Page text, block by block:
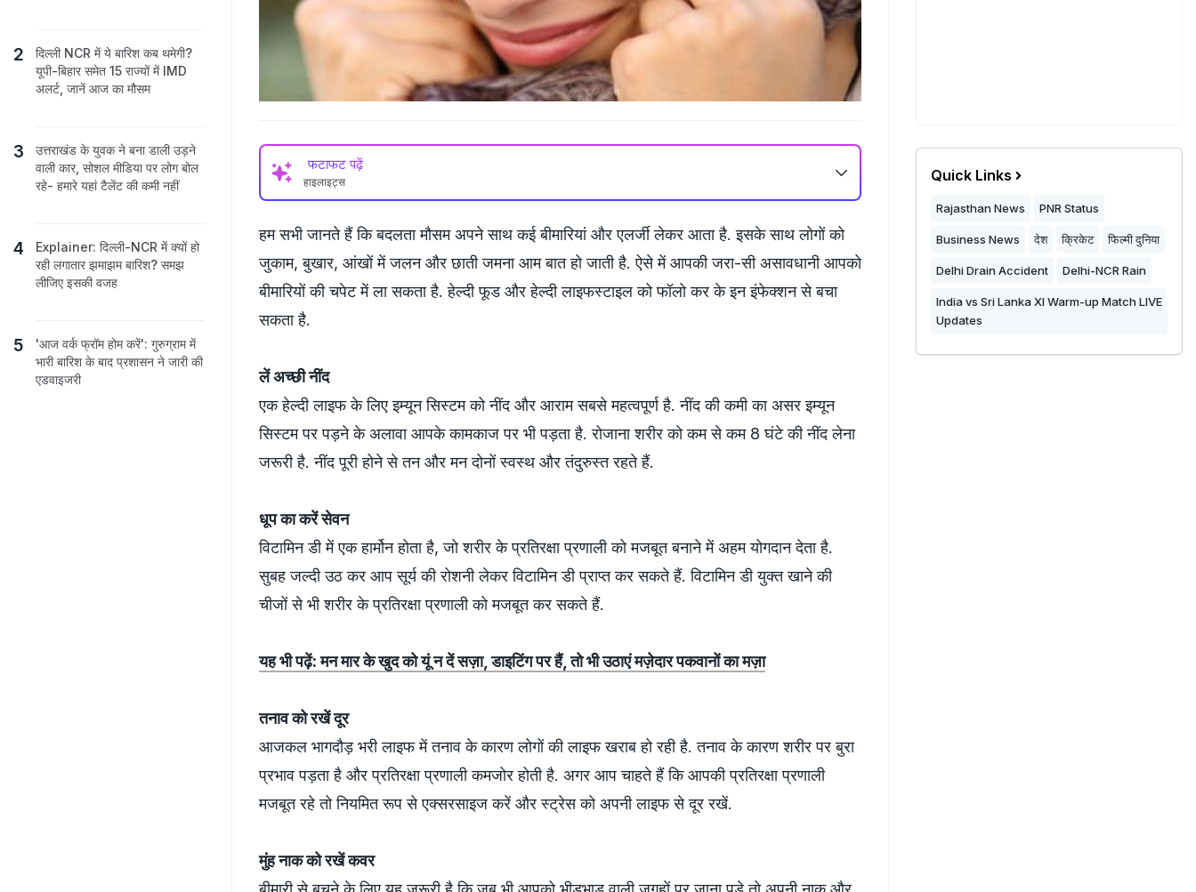
फटाफट पढ़ें
हाइलाइट्स
हम सभी जानते हैं कि बदलता मौसम अपने साथ कई बीमारियां और एलर्जी लेकर आता है. इसके साथ लोगों को
जुकाम, बुखार, आंखों में जलन और छाती जमना आम बात हो जाती है. ऐसे में आपकी जरा-सी असावधानी आपको
बीमारियों की चपेट में ला सकता है. हेल्दी फूड और हेल्दी लाइफस्टाइल को फॉलो कर के इन इंफेक्शन से बचा
सकता है.
लें अच्छी नींद
एक हेल्दी लाइफ के लिए इम्यून सिस्टम को नींद और आराम सबसे महत्वपूर्ण है. नींद की कमी का असर इम्यून
सिस्टम पर पड़ने के अलावा आपके कामकाज पर भी पड़ता है. रोजाना शरीर को कम से कम 8 घंटे की नींद लेना
जरूरी है. नींद पूरी होने से तन और मन दोनों स्वस्थ और तंदुरुस्त रहते हैं.
धूप का करें सेवन
विटामिन डी में एक हार्मोन होता है, जो शरीर के प्रतिरक्षा प्रणाली को मजबूत बनाने में अहम योगदान देता है.
सुबह जल्दी उठ कर आप सूर्य की रोशनी लेकर विटामिन डी प्राप्त कर सकते हैं. विटामिन डी युक्त खाने की
चीजों से भी शरीर के प्रतिरक्षा प्रणाली को मजबूत कर सकते हैं.
यह भी पढ़ें: मन मार के खुद को यूं न दें सज़ा, डाइटिंग पर हैं, तो भी उठाएं मज़ेदार पकवानों का मज़ा
तनाव को रखें दूर
आजकल भागदौड़ भरी लाइफ में तनाव के कारण लोगों की लाइफ खराब हो रही है. तनाव के कारण शरीर पर बुरा
प्रभाव पड़ता है और प्रतिरक्षा प्रणाली कमजोर होती है. अगर आप चाहते हैं कि आपकी प्रतिरक्षा प्रणाली
मजबूत रहे तो नियमित रूप से एक्सरसाइज करें और स्ट्रेस को अपनी लाइफ से दूर रखें.
मुंह नाक को रखें कवर
दिल्ली NCR में ये बारिश कब थमेगी?
यूपी-बिहार समेत 15 राज्यों में IMD
अलर्ट, जानें आज का मौसम
उत्तराखंड के युवक ने बना डाली उड़ने
वाली कार, सोशल मीडिया पर लोग बोल
रहे- हमारे यहां टैलेंट की कमी नहीं
Explainer: दिल्ली-NCR में क्यों हो
रही लगातार झमाझम बारिश? समझ
लीजिए इसकी वजह
'आज वर्क फ्रॉम होम करें': गुरुग्राम में
भारी बारिश के बाद प्रशासन ने जारी की
एडवाइजरी
Quick Links
Rajasthan News PNR Status
Business News देश क्रिकेट फिल्मी दुनिया
Delhi Drain Accident Delhi-NCR Rain
India vs Sri Lanka XI Warm-up Match LIVE
Updates